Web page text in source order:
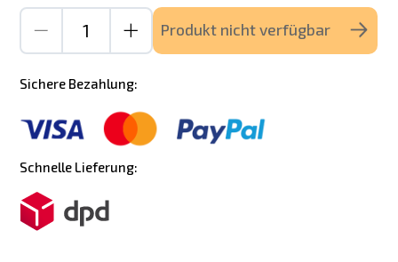
Produkt nicht verfügbar
Sichere Bezahlung:
Schnelle Lieferung: